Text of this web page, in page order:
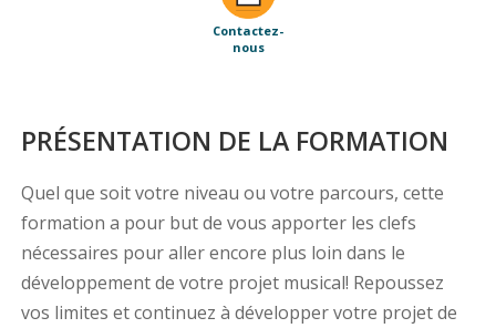
Contactez-
nous
PRÉSENTATION DE LA FORMATION
Quel que soit votre niveau ou votre parcours, cette
formation a pour but de vous apporter les clefs
nécessaires pour aller encore plus loin dans le
développement de votre projet musical! Repoussez
vos limites et continuez à développer votre projet de